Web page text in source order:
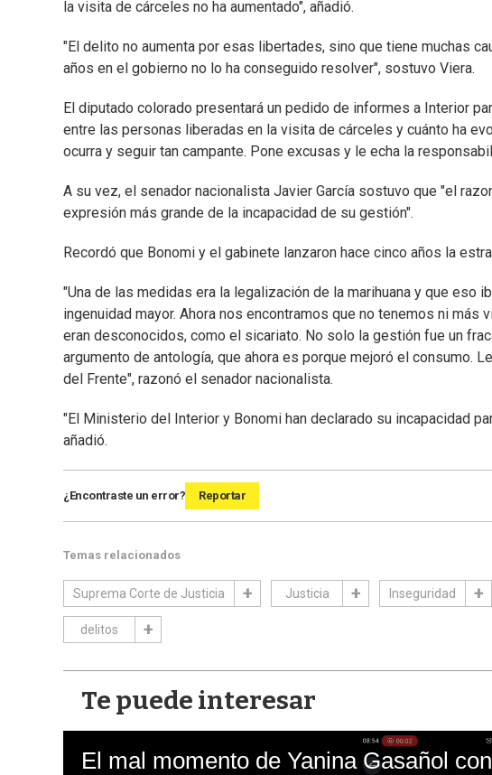
la visita de cárceles no ha aumentado", añadió.
"El delito no aumenta por esas libertades, sino que tiene muchas
años en el gobierno no lo ha conseguido resolver", sostuvo Viera.
El diputado colorado presentará un pedido de informes a Interior
entre las personas liberadas en la visita de cárceles y cuánto ha
ocurra y seguir tan campante. Pone excusas y le echa la
A su vez, el senador nacionalista Javier García sostuvo que "el
expresión más grande de la incapacidad de su gestión".
Recordó que Bonomi y el gabinete lanzaron hace cinco años la
"Una de las medidas era la legalización de la marihuana y que eso
ingenuidad mayor. Ahora nos encontramos que no tenemos ni más
eran desconocidos, como el sicariato. No solo la gestión fue un
argumento de antología, que ahora es porque mejoró el consumo.
del Frente", razonó el senador nacionalista.
"El Ministerio del Interior y Bonomi han declarado su incapacidad
añadió.
¿Encontraste un error? Reportar
Temas relacionados
Suprema Corte de Justicia Justicia Inseguridad
delitos
Te puede interesar